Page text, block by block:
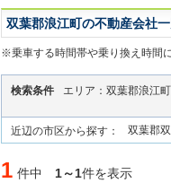
双葉郡浪江町の不動産会社
※乗車する時間帯や乗り換え時間
検索条件 エリア：双葉郡浪江町
近辺の市区から探す： 双葉郡
1 件中 1～1件を表示